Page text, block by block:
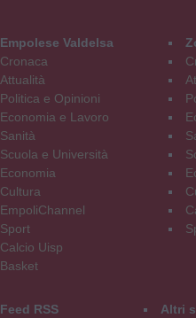
Empolese Valdelsa
Cronaca
Attualità
Politica e Opinioni
Economia e Lavoro
Sanità
Scuola e Università
Economia
Cultura
EmpoliChannel
Sport
Calcio Uisp
Basket
Feed RSS
Altri